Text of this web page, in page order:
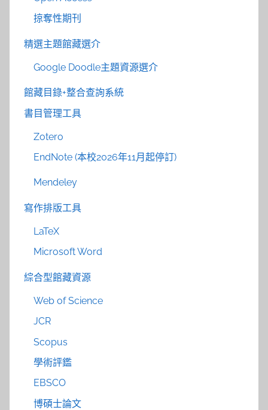
掠奪性期刊
精選主題館藏選介
Google Doodle主題資源選介
館藏目錄+整合查詢系統
書目管理工具
Zotero
EndNote (本校2026年11月起停訂)
Mendeley
寫作排版工具
LaTeX
Microsoft Word
綜合型館藏資源
Web of Science
JCR
Scopus
學術評鑑
EBSCO
博碩士論文